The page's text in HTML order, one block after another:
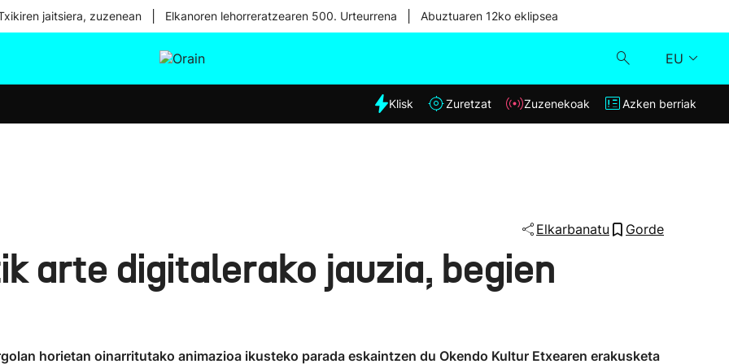
jaitsiera, zuzenean Elkanoren lehorreratzearen 500. Urteurrena Abuztuaren 12ko eklipsea
EU
Eguraldia
Klisk
Klisk Zuretzat Zuzenekoak Azken berriak
Elkarbanatu Gorde
arte digitalerako jauzia, begien
horietan oinarritutako animazioa ikusteko parada eskaintzen du Okendo Kultur Etxearen erakusketa